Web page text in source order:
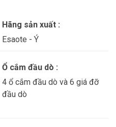
Hãng sản xuất :
Esaote - Ý
Ổ cắm đầu dò :
4 ổ cắm đầu dò và 6 giá đỡ
đầu dò